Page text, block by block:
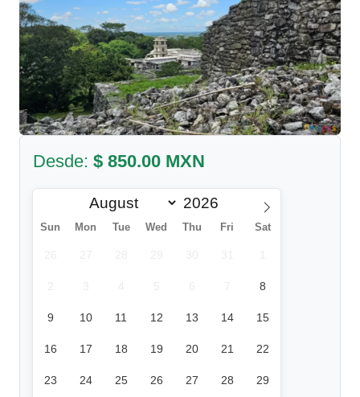
Desde: $ 850.00 MXN
Sun Mon Tue Wed Thu Fri Sat
8
9 10 11 12 13 14 15
16 17 18 19 20 21 22
23 24 25 26 27 28 29